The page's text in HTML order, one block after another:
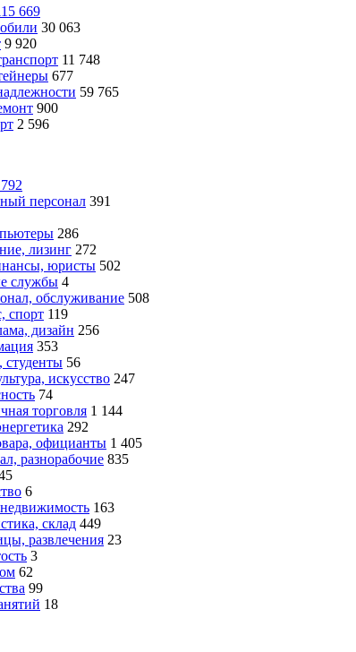
669
30 063
9 920
11 748
677
59 765
900
2 596
персонал 391
286
лизинг 272
юристы 502
службы 4
обслуживание 508
спорт 119
дизайн 256
353
студенты 56
искусство 247
74
торговля 1 144
292
официанты 1 405
разнорабочие 835
6
163
склад 449
развлечения 23
3
62
99
18